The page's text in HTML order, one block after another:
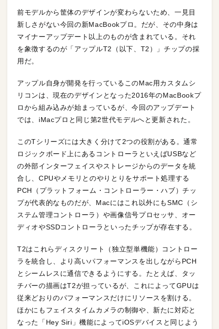
前モデルから筐体のデザインが変わらないため、一見目
新しさがない今回の新MacBookプロ。だが、その中身は
マイナーアップデート以上のものが含まれている。それ
を象徴するのが「アップルT2（以下、T2）」チップの採
用だ。
アップル自身が開発を行っているこのMac用カスタムシ
リコンは、現在のデザインとなった2016年のMacBookプ
ロから組み込みが始まっているが、今回のアップデート
では、iMacプロと同じ第2世代モデルへと更新された。
このTシリーズには大きく分けて2つの役割がある。通常
ロジックボード上にあるコントローラといえばUSBなど
の外部インターフェイスやストレージからのデータを統
合し、CPUやメモリとのやりとりをサポート処理する
PCH（プラットフォーム・コントローラー・ハブ）チッ
プが代表的なものだが、Macにはこれ以外にもSMC（シ
ステム管理コントローラ）や画像信号プロセッサ、オー
ディオやSSDコントローラといったチップが存在する。
T2はこれらディスクリート（独立型単機能）コントロー
ラを統合し、より高いパフォーマンスを出しながらPCH
とシームレスに通信できるようにする。たとえば、タッ
チバーの描画はT2が担っているが、これによってGPUは
従来どおりのパフォーマンスだけにリソースを割ける。
ほかにもフェイスタイムカメラの制御や、新たに対応と
なった「Hey Siri」機能によってiOSデバイスと同じよう